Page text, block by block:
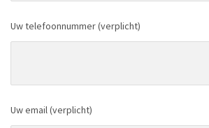
Uw telefoonnummer (verplicht)
Uw email (verplicht)